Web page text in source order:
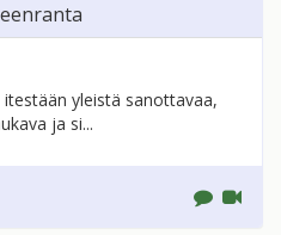
itestään yleistä sanottavaa,
ja si...